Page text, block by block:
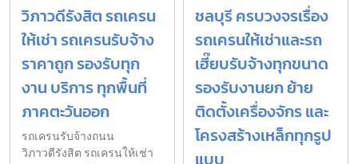
วิภาวดีรังสิต รถเครน
ให้เช่า รถเครนรับจ้าง
ราคาถูก รองรับทุก
งาน บริการ ทุกพื้นที่
ภาคตะวันออก
รถเครนรับจ้างถนน
วิภาวดีรังสิต รถเครนให้เช่า
ชลบุรี ครบวงจรเรื่อง
รถเครนให้เช่าและรถ
เฮี๊ยบรับจ้างทุกขนาด
รองรับงานยก ย้าย
ติดตั้งเครื่องจักร และ
โครงสร้างเหล็กทุกรูป
แบบ